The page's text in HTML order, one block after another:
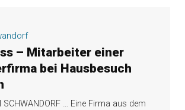
– Mitarbeiter einer
bei Hausbesuch
SCHWANDORF … Eine Firma aus dem